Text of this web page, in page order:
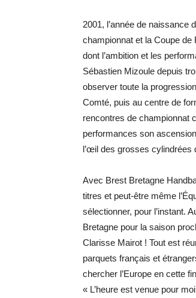
2001, l’année de naissance
championnat et la Coupe de
dont l’ambition et les
Sébastien Mizoule depuis
observer toute la
Comté, puis au centre de
rencontres de championnat
performances son
l’œil des grosses cylindrées
Avec Brest Bretagne
titres et peut-être même
sélectionner, pour l’instant.
Bretagne pour la saison
Clarisse Mairot ! Tout est
parquets français et
chercher l’Europe en cette
« L’heure est venue pour